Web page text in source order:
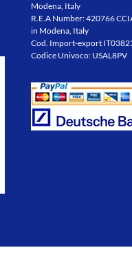
Modena, Italy
R.E.A Number: 420766
in Modena, Italy
Cod. Import-export
Codice Univoco: USAL8PV